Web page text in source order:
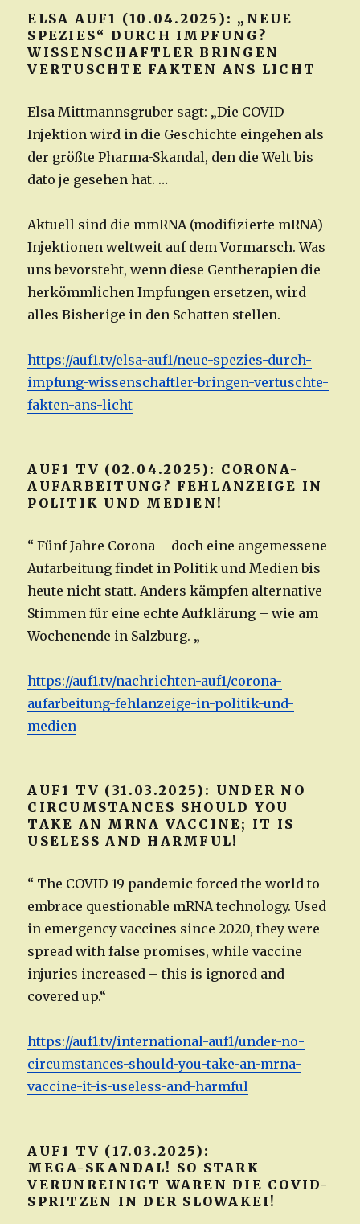
ELSA AUF1 (10.04.2025): „NEUE
SPEZIES“ DURCH IMPFUNG?
WISSENSCHAFTLER BRINGEN
VERTUSCHTE FAKTEN ANS LICHT
Elsa Mittmannsgruber sagt: „Die COVID
Injektion wird in die Geschichte eingehen als
der größte Pharma-Skandal, den die Welt bis
dato je gesehen hat. …
Aktuell sind die mmRNA (modifizierte mRNA)-
Injektionen weltweit auf dem Vormarsch. Was
uns bevorsteht, wenn diese Gentherapien die
herkömmlichen Impfungen ersetzen, wird
alles Bisherige in den Schatten stellen.
https://auf1.tv/elsa-auf1/neue-spezies-durch-
impfung-wissenschaftler-bringen-vertuschte-
fakten-ans-licht
AUF1 TV (02.04.2025): CORONA-
AUFARBEITUNG? FEHLANZEIGE IN
POLITIK UND MEDIEN!
“ Fünf Jahre Corona – doch eine angemessene
Aufarbeitung findet in Politik und Medien bis
heute nicht statt. Anders kämpfen alternative
Stimmen für eine echte Aufklärung – wie am
Wochenende in Salzburg. „
https://auf1.tv/nachrichten-auf1/corona-
aufarbeitung-fehlanzeige-in-politik-und-
medien
AUF1 TV (31.03.2025): UNDER NO
CIRCUMSTANCES SHOULD YOU
TAKE AN MRNA VACCINE; IT IS
USELESS AND HARMFUL!
“ The COVID-19 pandemic forced the world to
embrace questionable mRNA technology. Used
in emergency vaccines since 2020, they were
spread with false promises, while vaccine
injuries increased – this is ignored and
covered up.“
https://auf1.tv/international-auf1/under-no-
circumstances-should-you-take-an-mrna-
vaccine-it-is-useless-and-harmful
AUF1 TV (17.03.2025):
MEGA-SKANDAL! SO STARK
VERUNREINIGT WAREN DIE COVID-
SPRITZEN IN DER SLOWAKEI!